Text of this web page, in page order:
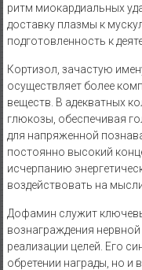
ритм миокардиальных
доставку плазмы к
подготовленность к
Кортизол, зачастую
осуществляет более
веществ. В адекватных
глюкозы, обеспечивая
для напряженной
постоянно высокий
исчерпанию
воздействовать на
Дофамин служит
вознаграждения
реализации целей. Его
обретении награды, но и